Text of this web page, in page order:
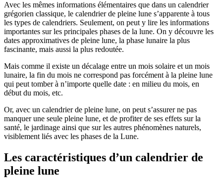
Avec les mêmes informations élémentaires que dans un calendrier
grégorien classique, le calendrier de pleine lune s’apparente à tous
les types de calendriers. Seulement, on peut y lire les informations
importantes sur les principales phases de la lune. On y découvre les
dates approximatives de pleine lune, la phase lunaire la plus
fascinante, mais aussi la plus redoutée.
Mais comme il existe un décalage entre un mois solaire et un mois
lunaire, la fin du mois ne correspond pas forcément à la pleine lune
qui peut tomber à n’importe quelle date : en milieu du mois, en
début du mois, etc.
Or, avec un calendrier de pleine lune, on peut s’assurer ne pas
manquer une seule pleine lune, et de profiter de ses effets sur la
santé, le jardinage ainsi que sur les autres phénomènes naturels,
visiblement liés avec les phases de la Lune.
Les caractéristiques d’un calendrier de
pleine lune